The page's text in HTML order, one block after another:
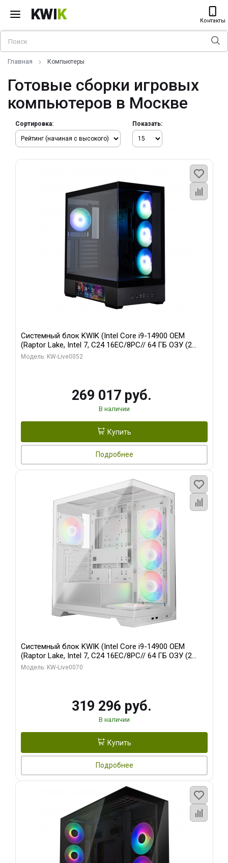
KWIK Контакты
Главная Компьютеры
Готовые сборки игровых
компьютеров в Москве
Сортировка: Показать:
Системный блок KWIK (Intel Core i9-14900 OEM
(Raptor Lake, Intel 7, C24 16EC/8PC// 64 ГБ ОЗУ (2
модуля)/ Palit RTX5080 GAMINGPRO OC 16GB GDDR7
Модель: KW-Live0052
269 017 руб.
В наличии
Купить
Подробнее
Системный блок KWIK (Intel Core i9-14900 OEM
(Raptor Lake, Intel 7, C24 16EC/8PC// 64 ГБ ОЗУ (2
модуля)/ Gigabyte RTX5080 XTREME WATERFORCE
Модель: KW-Live0070
319 296 руб.
В наличии
Купить
Подробнее